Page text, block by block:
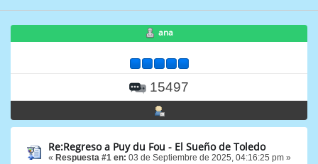
ana
15497
Re:Regreso a Puy du Fou - El Sueño de Toledo
« Respuesta #1 en: 03 de Septiembre de 2025, 04:16:25 pm »